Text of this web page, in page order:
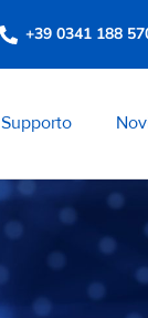
+39 0341 188
Supporto